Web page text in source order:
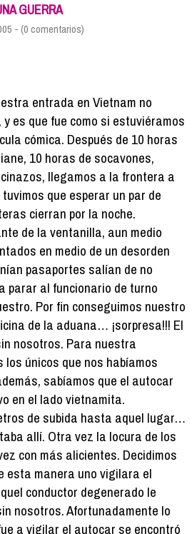
GUERRA
- (0 comentarios)
entrada en Vietnam no
es que fue como si estuviéramos
cómica. Después de 10 horas
10 horas de socavones,
llegamos a la frontera a
que esperar un par de
cierran por la noche.
de la ventanilla, aun medio
en medio de un desorden
pasaportes salían de no
parar al funcionario de turno
Por fin conseguimos nuestro
de la aduana… ¡sorpresa!!! El
nosotros. Para nuestra
únicos que nos habíamos
sabíamos que el autocar
en el lado vietnamita.
de subida hasta aquel lugar…
allí. Otra vez la locura de los
con más alicientes. Decidimos
esta manera uno vigilara el
conductor degenerado le
nosotros. Afortunadamente lo
a vigilar el autocar se encontró